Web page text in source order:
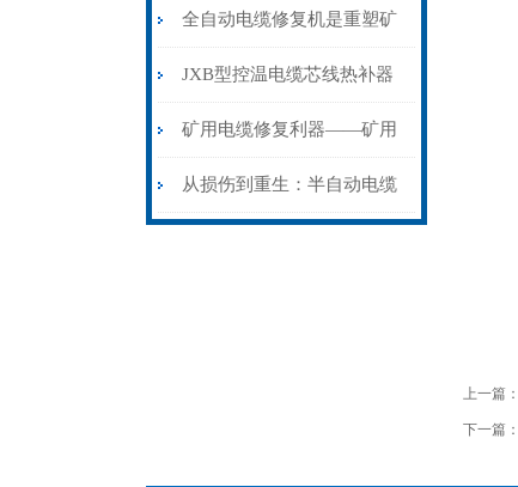
从“盲测”到“精确定点”的三
步作业法
全自动电缆修复机是重塑矿
山电力动脉的“智能外科医
生”
JXB型控温电缆芯线热补器
安装与接线：精准修复的工
艺基石
矿用电缆修复利器——矿用
电缆热补机智能控温，安全
从损伤到重生：半自动电缆
上一篇：
下一篇：